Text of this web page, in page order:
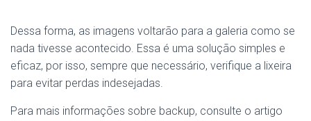
Dessa forma, as imagens voltarão para a galeria como se
nada tivesse acontecido. Essa é uma solução simples e
eficaz, por isso, sempre que necessário, verifique a lixeira
para evitar perdas indesejadas.
Para mais informações sobre backup, consulte o artigo